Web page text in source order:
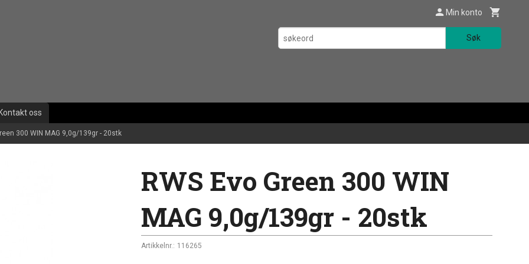
Min konto
Søk
Kontakt oss
300 WIN MAG 9,0g/139gr - 20stk
RWS Evo Green 300 WIN
MAG 9,0g/139gr - 20stk
Artikkelnr.: 116265